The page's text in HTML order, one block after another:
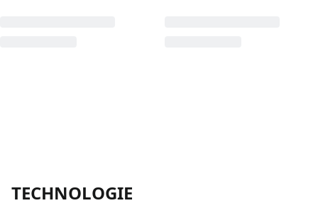
TECHNOLOGIE